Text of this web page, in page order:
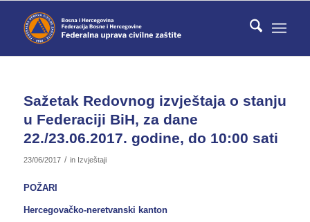
Sažetak Redovnog izvještaja o stanju
u Federaciji BiH, za dane
22./23.06.2017. godine, do 10:00 sati
23/06/2017 / in Izvještaji
POŽARI
Hercegovačko-neretvanski kanton